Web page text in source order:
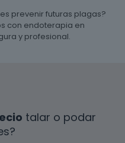
prevenir futuras plagas?
con endoterapia en
y profesional.
talar o podar